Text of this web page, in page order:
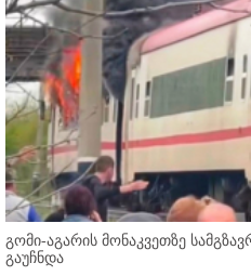
გომი-აგარის მონაკვეთზე
გაუჩნდა